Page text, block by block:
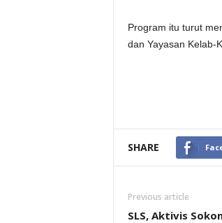
Program itu turut
dan Yayasan Kelab-
SHARE
Previous article
SLS, Aktivis